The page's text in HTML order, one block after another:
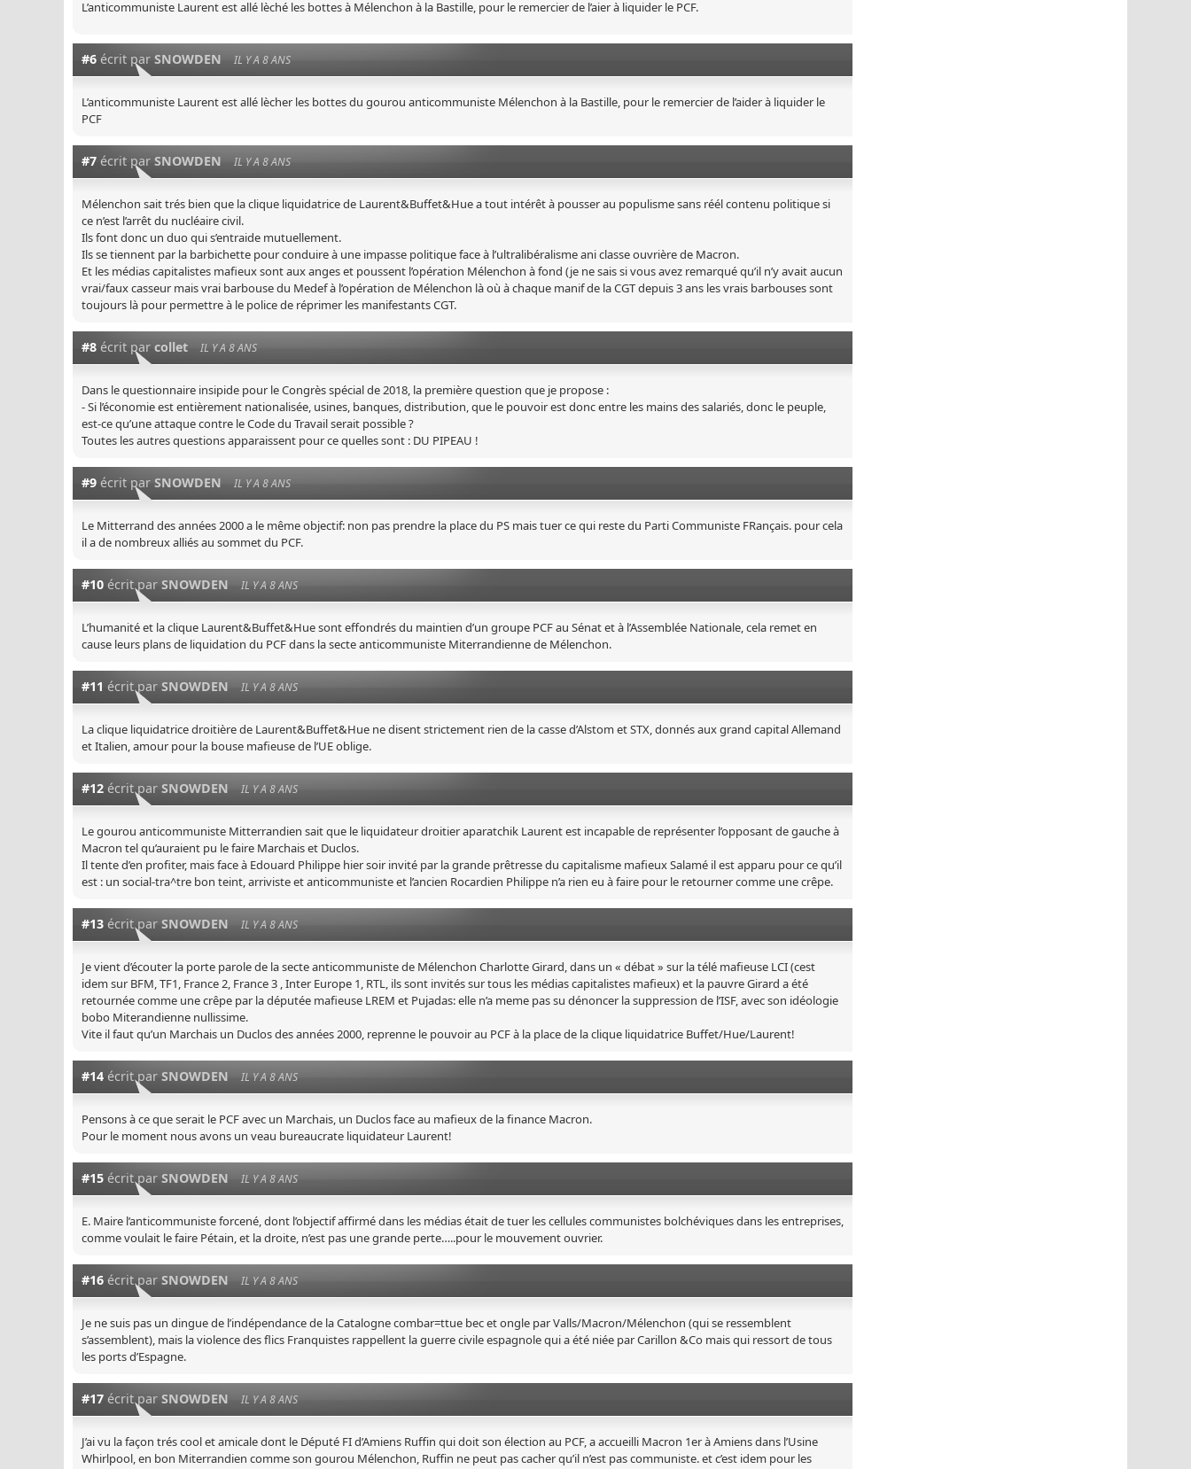
L’anticommuniste Laurent est allé lèché les bottes à Mélenchon à la Bastille, pour le remercier de l’aier à liquider le PCF.
#6 écrit par SNOWDEN IL Y A 8 ANS
L’anticommuniste Laurent est allé lècher les bottes du gourou anticommuniste Mélenchon à la Bastille, pour le remercier de l’aider à liquider le
PCF
#7 écrit par SNOWDEN IL Y A 8 ANS
Mélenchon sait trés bien que la clique liquidatrice de Laurent&Buffet&Hue a tout intérêt à pousser au populisme sans réél contenu politique si
ce n’est l’arrêt du nucléaire civil.
Ils font donc un duo qui s’entraide mutuellement.
Ils se tiennent par la barbichette pour conduire à une impasse politique face à l’ultralibéralisme ani classe ouvrière de Macron.
Et les médias capitalistes mafieux sont aux anges et poussent l’opération Mélenchon à fond (je ne sais si vous avez remarqué qu’il n’y avait aucun
vrai/faux casseur mais vrai barbouse du Medef à l’opération de Mélenchon là où à chaque manif de la CGT depuis 3 ans les vrais barbouses sont
toujours là pour permettre à le police de réprimer les manifestants CGT.
#8 écrit par collet IL Y A 8 ANS
Dans le questionnaire insipide pour le Congrès spécial de 2018, la première question que je propose :
- Si l’économie est entièrement nationalisée, usines, banques, distribution, que le pouvoir est donc entre les mains des salariés, donc le peuple,
est-ce qu’une attaque contre le Code du Travail serait possible ?
Toutes les autres questions apparaissent pour ce quelles sont : DU PIPEAU !
#9 écrit par SNOWDEN IL Y A 8 ANS
Le Mitterrand des années 2000 a le même objectif: non pas prendre la place du PS mais tuer ce qui reste du Parti Communiste FRançais. pour cela
il a de nombreux alliés au sommet du PCF.
#10 écrit par SNOWDEN IL Y A 8 ANS
L’humanité et la clique Laurent&Buffet&Hue sont effondrés du maintien d’un groupe PCF au Sénat et à l’Assemblée Nationale, cela remet en
cause leurs plans de liquidation du PCF dans la secte anticommuniste Miterrandienne de Mélenchon.
#11 écrit par SNOWDEN IL Y A 8 ANS
La clique liquidatrice droitière de Laurent&Buffet&Hue ne disent strictement rien de la casse d’Alstom et STX, donnés aux grand capital Allemand
et Italien, amour pour la bouse mafieuse de l’UE oblige.
#12 écrit par SNOWDEN IL Y A 8 ANS
Le gourou anticommuniste Mitterrandien sait que le liquidateur droitier aparatchik Laurent est incapable de représenter l’opposant de gauche à
Macron tel qu’auraient pu le faire Marchais et Duclos.
Il tente d’en profiter, mais face à Edouard Philippe hier soir invité par la grande prêtresse du capitalisme mafieux Salamé il est apparu pour ce qu’il
est : un social-tra^tre bon teint, arriviste et anticommuniste et l’ancien Rocardien Philippe n’a rien eu à faire pour le retourner comme une crêpe.
#13 écrit par SNOWDEN IL Y A 8 ANS
Je vient d’écouter la porte parole de la secte anticommuniste de Mélenchon Charlotte Girard, dans un « débat » sur la télé mafieuse LCI (cest
idem sur BFM, TF1, France 2, France 3 , Inter Europe 1, RTL, ils sont invités sur tous les médias capitalistes mafieux) et la pauvre Girard a été
retournée comme une crêpe par la députée mafieuse LREM et Pujadas: elle n’a meme pas su dénoncer la suppression de l’ISF, avec son idéologie
bobo Miterandienne nullissime.
Vite il faut qu’un Marchais un Duclos des années 2000, reprenne le pouvoir au PCF à la place de la clique liquidatrice Buffet/Hue/Laurent!
#14 écrit par SNOWDEN IL Y A 8 ANS
Pensons à ce que serait le PCF avec un Marchais, un Duclos face au mafieux de la finance Macron.
Pour le moment nous avons un veau bureaucrate liquidateur Laurent!
#15 écrit par SNOWDEN IL Y A 8 ANS
E. Maire l’anticommuniste forcené, dont l’objectif affirmé dans les médias était de tuer les cellules communistes bolchéviques dans les entreprises,
comme voulait le faire Pétain, et la droite, n’est pas une grande perte…..pour le mouvement ouvrier.
#16 écrit par SNOWDEN IL Y A 8 ANS
Je ne suis pas un dingue de l’indépendance de la Catalogne combar=ttue bec et ongle par Valls/Macron/Mélenchon (qui se ressemblent
s’assemblent), mais la violence des flics Franquistes rappellent la guerre civile espagnole qui a été niée par Carillon &Co mais qui ressort de tous
les ports d’Espagne.
#17 écrit par SNOWDEN IL Y A 8 ANS
J’ai vu la façon trés cool et amicale dont le Député FI d’Amiens Ruffin qui doit son élection au PCF, a accueilli Macron 1er à Amiens dans l’Usine
Whirlpool, en bon Miterrandien comme son gourou Mélenchon, Ruffin ne peut pas cacher qu’il n’est pas communiste. et c’est idem pour les